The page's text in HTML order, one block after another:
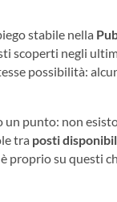
stabile nella
scoperti negli
possibilità:
punto: non
tra posti
proprio su questi